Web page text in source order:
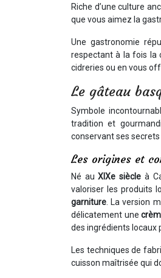
Riche d’une culture
que vous aimez la
Une gastronomie
respectant à la fois la
cidreries ou en vous
Le gâteau
Symbole
tradition et
conservant ses
Les origines et
Né auXIXe siècle à
valoriser les produits
garniture. La version
délicatement une
des ingrédients locaux
Les techniques de
cuisson maîtrisée qui